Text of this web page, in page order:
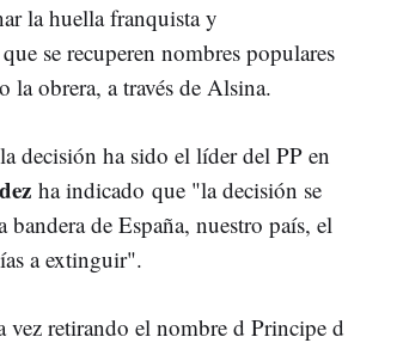
la huella franquista y
se recuperen nombres populares
la obrera, a través de Alsina.
decisión ha sido el líder del PP en
ha indicado que "la decisión se
bandera de España, nuestro país, el
a extinguir".
vez retirando el nombre d Principe d